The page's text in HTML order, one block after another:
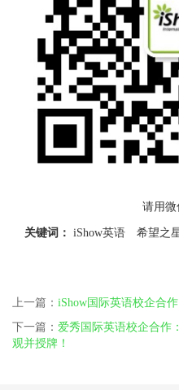
请用微
关键词： iShow英语 希望之
上一篇： iShow国际英语校企合
下一篇： 爱秀国际英语校企合作
观并授牌！